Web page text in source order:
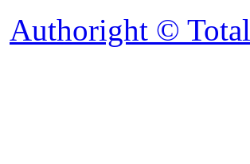
Authoright ©